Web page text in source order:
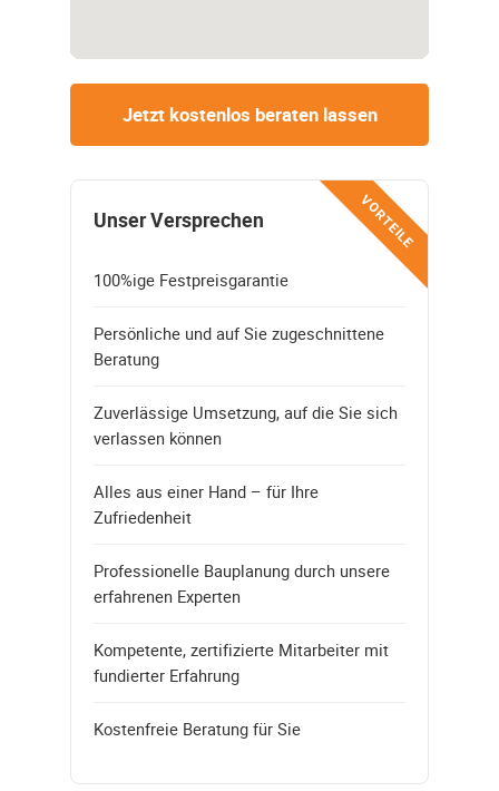
Jetzt kostenlos beraten lassen
VORTEILE
Unser Versprechen
100%ige Festpreisgarantie
Persönliche und auf Sie zugeschnittene
Beratung
Zuverlässige Umsetzung, auf die Sie sich
verlassen können
Alles aus einer Hand – für Ihre
Zufriedenheit
Professionelle Bauplanung durch unsere
erfahrenen Experten
Kompetente, zertifizierte Mitarbeiter mit
fundierter Erfahrung
Kostenfreie Beratung für Sie